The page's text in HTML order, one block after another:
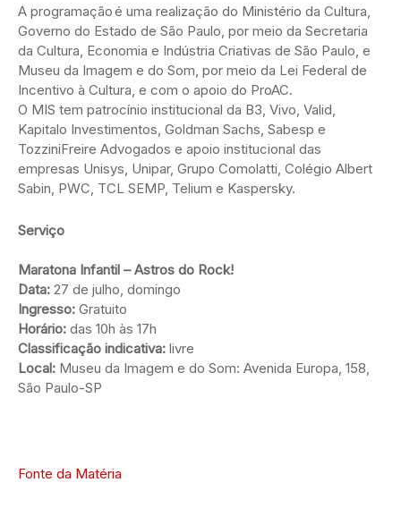
A programação é uma realização do Ministério da Cultura,
Governo do Estado de São Paulo, por meio da Secretaria
da Cultura, Economia e Indústria Criativas de São Paulo, e
Museu da Imagem e do Som, por meio da Lei Federal de
Incentivo à Cultura, e com o apoio do ProAC.
O MIS tem patrocínio institucional da B3, Vivo, Valid,
Kapitalo Investimentos, Goldman Sachs, Sabesp e
TozziniFreire Advogados e apoio institucional das
empresas Unisys, Unipar, Grupo Comolatti, Colégio Albert
Sabin, PWC, TCL SEMP, Telium e Kaspersky.
Serviço
Maratona Infantil – Astros do Rock!
Data: 27 de julho, domingo
Ingresso: Gratuito
Horário: das 10h às 17h
Classificação indicativa: livre
Local: Museu da Imagem e do Som: Avenida Europa, 158,
São Paulo-SP
Fonte da Matéria